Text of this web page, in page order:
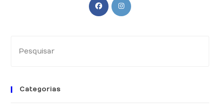
Abre
em
Abre
Categorias